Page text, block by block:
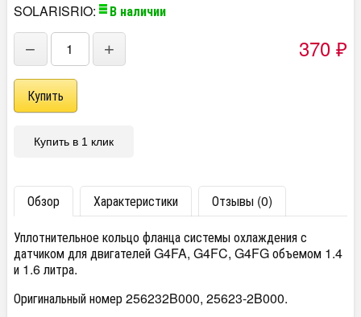
SOLARISRIO:
В наличии
− + 370 ₽
Купить в 1 клик
Обзор Характеристики
Отзывы (0)
Уплотнительное кольцо фланца системы охлаждения с
датчиком для двигателей G4FA, G4FC, G4FG объемом 1.4
и 1.6 литра.
Оригинальный номер 256232B000, 25623-2B000.